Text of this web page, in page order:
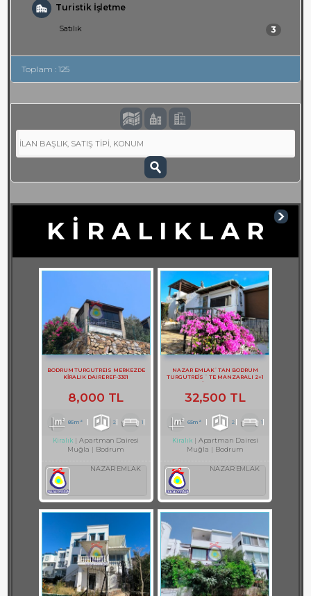
Turistik İşletme
Satılık 3
Toplam : 125
K İ R A L I K L A R
BODRUM TURGUTREIS MERKEZDE
KİRALIK DAIRE REF-3301
8,000 TL
85m² 2 1
Kiralık
Apartman Dairesi
Muğla
Bodrum
NAZAR EMLAK
NAZAR EMLAK`TAN BODRUM
TURGUTREİS ` TE MANZARALI 2+1
32,500 TL
65m² 2 1
Kiralık
Apartman Dairesi
Muğla
Bodrum
NAZAR EMLAK